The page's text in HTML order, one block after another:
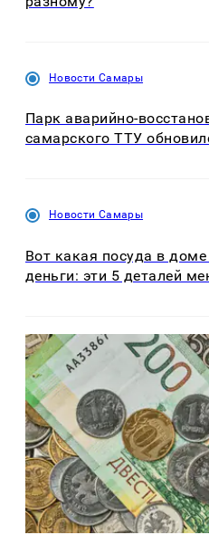
Новости Самары
Парк аварийно-
самарского ТТУ
Новости Самары
Вот какая посуда в
деньги: эти 5 деталей